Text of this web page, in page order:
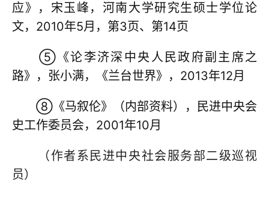
应》，宋玉峰，河南大学研究生硕士学位论
文，2010年5月，第3页、第14页
⑤《论李济深中央人民政府副主席之
路》，张小满，《兰台世界》，2013年12月
⑧《马叙伦》（内部资料），民进中央会
史工作委员会，2001年10月
（作者系民进中央社会服务部二级巡视
员）